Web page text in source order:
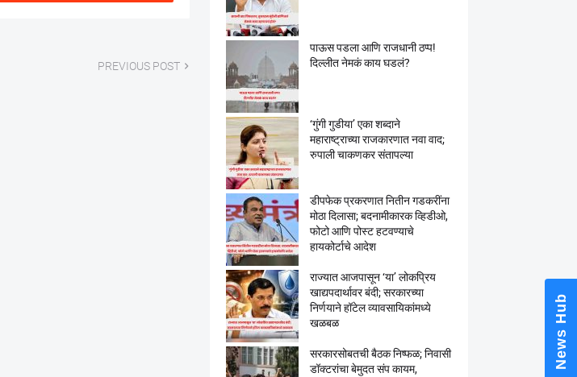
PREVIOUS POST
पाऊस पडला आणि राजधानी ठप्प!
दिल्लीत नेमकं काय घडलं?
‘गुंगी गुडीया’ एका शब्दाने
महाराष्ट्राच्या राजकारणात नवा वाद;
रुपाली चाकणकर संतापल्या
डीपफेक प्रकरणात नितीन गडकरींना
मोठा दिलासा; बदनामीकारक व्हिडीओ,
फोटो आणि पोस्ट हटवण्याचे
हायकोर्टाचे आदेश
राज्यात आजपासून ‘या’ लोकप्रिय
खाद्यपदार्थावर बंदी; सरकारच्या
निर्णयाने हॉटेल व्यावसायिकांमध्ये
खळबळ
सरकारसोबतची बैठक निष्फळ; निवासी
डॉक्टरांचा बेमुदत संप कायम,
News Hub